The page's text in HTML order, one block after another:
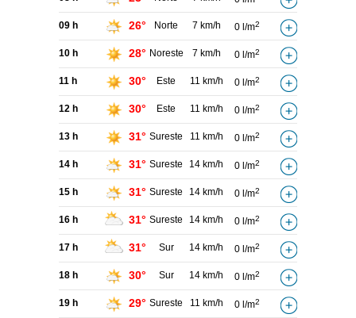
09 h 26° Norte 7 km/h 0 l/m2
10 h 28° Noreste 7 km/h 0 l/m2
11 h 30° Este 11 km/h 0 l/m2
12 h 30° Este 11 km/h 0 l/m2
13 h 31° Sureste 11 km/h 0 l/m2
14 h 31° Sureste 14 km/h 0 l/m2
15 h 31° Sureste 14 km/h 0 l/m2
16 h 31° Sureste 14 km/h 0 l/m2
17 h 31° Sur 14 km/h 0 l/m2
18 h 30° Sur 14 km/h 0 l/m2
19 h 29° Sureste 11 km/h 0 l/m2